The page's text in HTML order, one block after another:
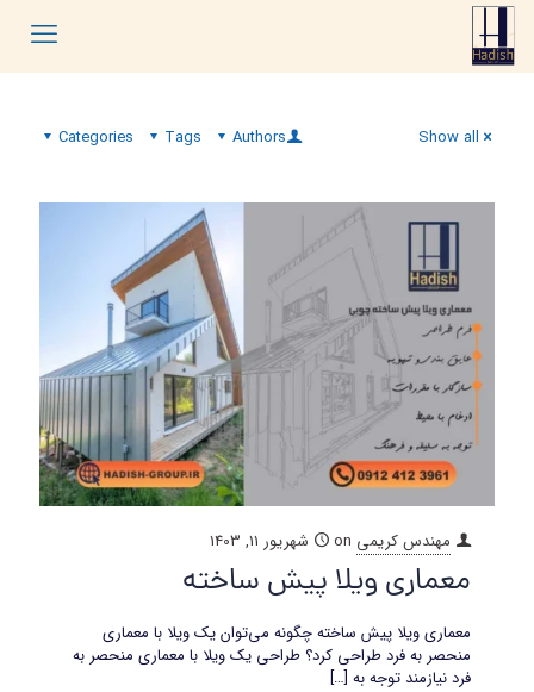
Categories Tags Authors Show all
مهندس کریمی on شهریور 11, 1403
معماری ویلا پیش ساخته
معماری ویلا پیش ساخته چگونه می‌توان یک ویلا با معماری
منحصر به فرد طراحی کرد؟ طراحی یک ویلا با معماری منحصر به
فرد نیازمند توجه به […]